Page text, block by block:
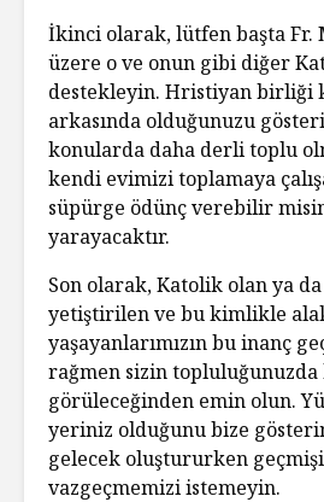
İkinci olarak, lütfen başta Fr.
üzere o ve onun gibi diğer
destekleyin. Hristiyan birliği
arkasında olduğunuzu
konularda daha derli toplu
kendi evimizi toplamaya
süpürge ödünç verebilir
yarayacaktır.
Son olarak, Katolik olan ya
yetiştirilen ve bu kimlikle
yaşayanlarımızın bu inanç
rağmen sizin topluluğunuzda
görüleceğinden emin olun.
yeriniz olduğunu bize
gelecek oluştururken
vazgeçmemizi istemeyin.